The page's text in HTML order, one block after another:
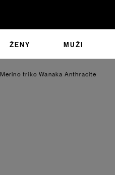
ŽENY MUŽI
Merino triko Wanaka Anthracite